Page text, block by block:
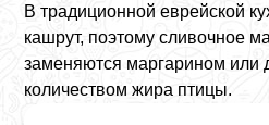
В традиционной еврейской
кашрут, поэтому сливочное
заменяются маргарином или
количеством жира птицы.